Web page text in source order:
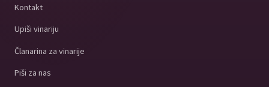
Kontakt
Upiši vinariju
Članarina za vinarije
Piši za nas